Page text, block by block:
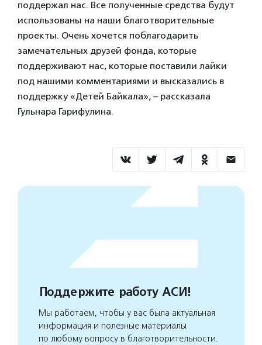
поддержал нас. Все полученные средства будут
использованы на наши благотворительные
проекты. Очень хочется поблагодарить
замечательных друзей фонда, которые
поддерживают нас, которые поставили лайки
под нашими комментариями и высказались в
поддержку «Детей Байкала», – рассказала
Гульнара Гарифулина.
Поддержите работу АСИ!
Мы работаем, чтобы у вас была актуальная
информация и полезные материалы
по любому вопросу в благотворительности.